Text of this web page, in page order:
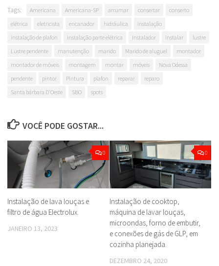
Tags: Americana Americana-SP arrumar consertar
conserto
elétrica
eletricista encanador hidráulica
instalação
instalação de plafon
instalação parte elétrica Instalador instalar
lustre
Lustre pendente
manutenção marido Marido de aluguel
montador
montador de móveis
montagem montar móveis
Nova Odessa
pendente
pintor Pintura plafon reparar
reparo
Santa bárbara D'Oeste
SBO spots
VOCÊ PODE GOSTAR...
0
Instalação de lava louças e
filtro de água Electrolux.
JANEIRO 13, 2023
0
Instalação de cooktop,
máquina de lavar louças,
microondas, forno de embutir,
e conexões de gás de GLP, em
cozinha planejada.
DEZEMBRO 24, 2020